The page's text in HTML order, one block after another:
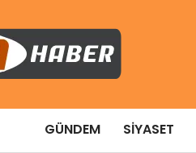
GÜNDEM SIYASET